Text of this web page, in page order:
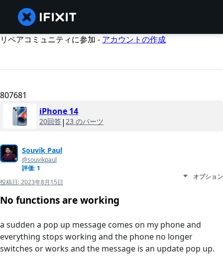
リペアコミュニティに参加 - アカウントの作成
807681
iPhone 14
20回答| 23 のパーツ
Souvik Paul
@souvikpaul
評価: 1
投稿日:2023年8月15日
オプション
No functions are working
a sudden a pop up message comes on my phone and
everything stops working and the phone no longer
switches or works and the message is an update pop up.